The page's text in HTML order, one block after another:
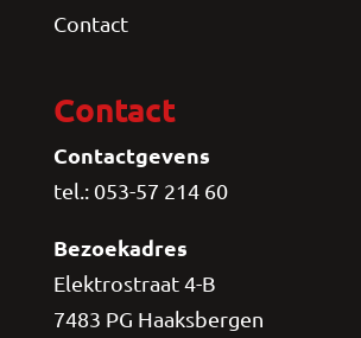
Contact
Contact
Contactgevens
tel.: 053-57 214 60
Bezoekadres
Elektrostraat 4-B
7483 PG Haaksbergen